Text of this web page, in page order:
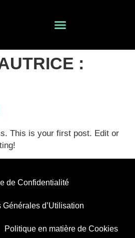
:
This is your first post. Edit or
de Confidentialité
d’Utilisation
Politique en matière de Cookies